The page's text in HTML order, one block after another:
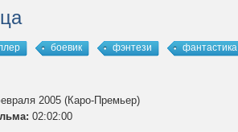
боевик фэнтези
фантастика
2005 (Каро-Премьер)
02:02:00